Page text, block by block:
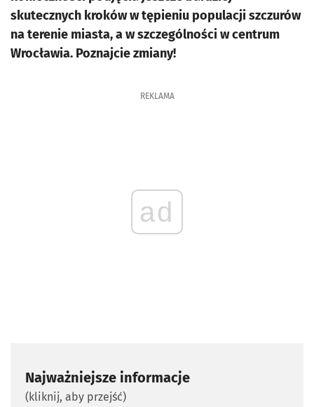
skutecznych kroków w tępieniu populacji szczurów
na terenie miasta, a w szczególności w centrum
Wrocławia. Poznajcie zmiany!
REKLAMA
ad
Najważniejsze informacje
(kliknij, aby przejść)